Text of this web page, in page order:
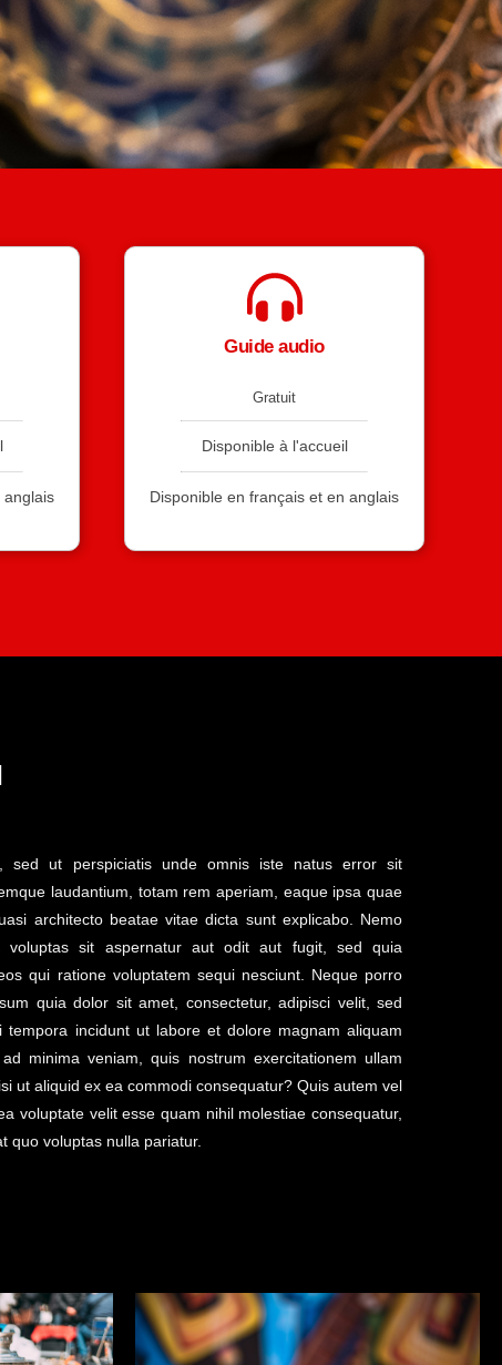
anglais
Guide audio
Gratuit
Disponible à l'accueil
Disponible en français et en anglais
sed ut perspiciatis unde omnis iste natus error sit
laudantium, totam rem aperiam, eaque ipsa quae
architecto beatae vitae dicta sunt explicabo. Nemo
voluptas sit aspernatur aut odit aut fugit, sed quia
qui ratione voluptatem sequi nesciunt. Neque porro
quia dolor sit amet, consectetur, adipisci velit, sed
incidunt ut labore et dolore magnam aliquam
minima veniam, quis nostrum exercitationem ullam
ut aliquid ex ea commodi consequatur? Quis autem vel
voluptate velit esse quam nihil molestiae consequatur,
quo voluptas nulla pariatur.